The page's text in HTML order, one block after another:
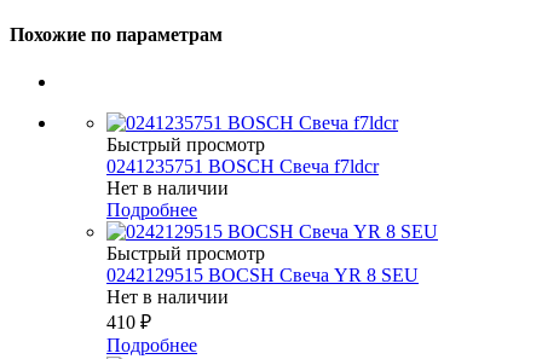
Похожие по параметрам
Быстрый просмотр
0241235751 BOSCH Свеча f7ldcr
Нет в наличии
Подробнее
Быстрый просмотр
0242129515 BOCSH Свеча YR 8 SEU
Нет в наличии
410 ₽
Подробнее